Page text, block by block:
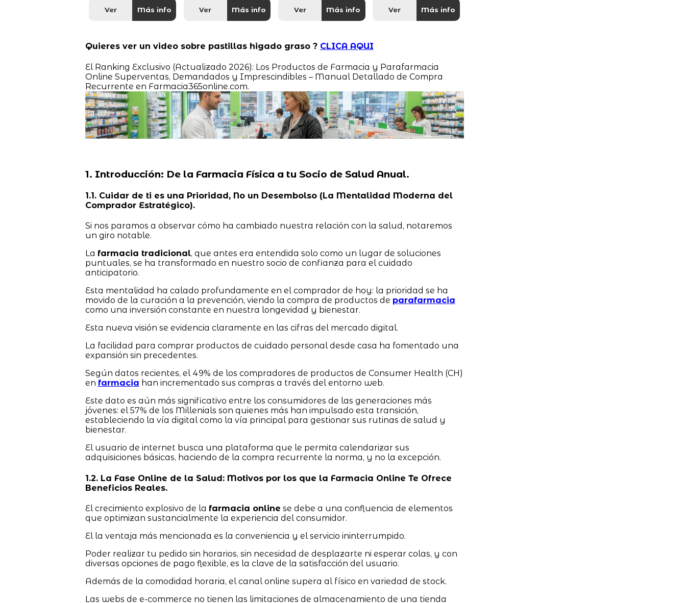
Ver Más info Ver Más info Ver Más info Ver Más info
Quieres ver un video sobre pastillas higado graso ? CLICA AQUI
El Ranking Exclusivo (Actualizado 2026): Los Productos de Farmacia y Parafarmacia
Online Superventas, Demandados y Imprescindibles – Manual Detallado de Compra
Recurrente en Farmacia365online.com.
1. Introducción: De la Farmacia Física a tu Socio de Salud Anual.
1.1. Cuidar de ti es una Prioridad, No un Desembolso (La Mentalidad Moderna del
Comprador Estratégico).
Si nos paramos a observar cómo ha cambiado nuestra relación con la salud, notaremos
un giro notable.
La farmacia tradicional, que antes era entendida solo como un lugar de soluciones
puntuales, se ha transformado en nuestro socio de confianza para el cuidado
anticipatorio.
Esta mentalidad ha calado profundamente en el comprador de hoy: la prioridad se ha
movido de la curación a la prevención, viendo la compra de productos de parafarmacia
como una inversión constante en nuestra longevidad y bienestar.
Esta nueva visión se evidencia claramente en las cifras del mercado digital.
La facilidad para comprar productos de cuidado personal desde casa ha fomentado una
expansión sin precedentes.
Según datos recientes, el 49% de los compradores de productos de Consumer Health (CH)
en farmacia han incrementado sus compras a través del entorno web.
Este dato es aún más significativo entre los consumidores de las generaciones más
jóvenes: el 57% de los Millenials son quienes más han impulsado esta transición,
estableciendo la vía digital como la vía principal para gestionar sus rutinas de salud y
bienestar.
El usuario de internet busca una plataforma que le permita calendarizar sus
adquisiciones básicas, haciendo de la compra recurrente la norma, y no la excepción.
1.2. La Fase Online de la Salud: Motivos por los que la Farmacia Online Te Ofrece
Beneficios Reales.
El crecimiento explosivo de la farmacia online se debe a una confluencia de elementos
que optimizan sustancialmente la experiencia del consumidor.
El la ventaja más mencionada es la conveniencia y el servicio ininterrumpido.
Poder realizar tu pedido sin horarios, sin necesidad de desplazarte ni esperar colas, y con
diversas opciones de pago flexible, es la clave de la satisfacción del usuario.
Además de la comodidad horaria, el canal online supera al físico en variedad de stock.
Las webs de e-commerce no tienen las limitaciones de almacenamiento de una tienda